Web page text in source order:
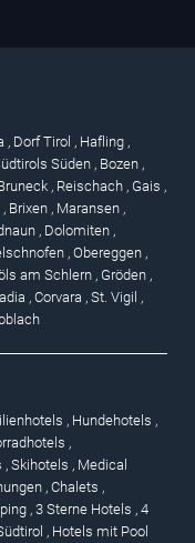
, Dorf Tirol , Hafling ,
Süden , Bozen ,
, Reischach , Gais ,
, Brixen , Maransen ,
, Dolomiten ,
, Obereggen ,
am Schlern , Gröden ,
, Corvara , St. Vigil ,
, Hundehotels ,
,
, Skihotels , Medical
, Chalets ,
, 3 Sterne Hotels , 4
, Hotels mit Pool